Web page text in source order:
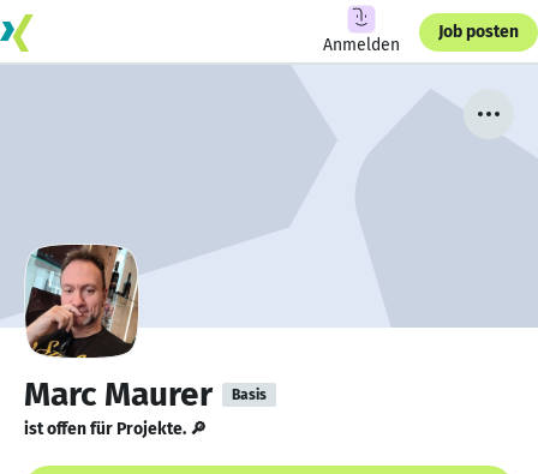
Anmelden
Job posten
Marc Maurer Basis
ist offen für Projekte. 🔎